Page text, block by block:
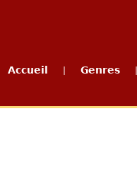
Accueil Genres